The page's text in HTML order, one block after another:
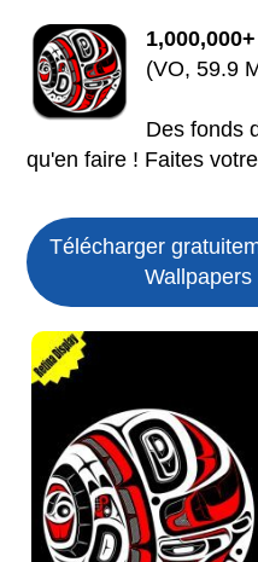
(VO, 59.9
Des fonds
qu'en faire ! Faites
Télécharger
Wallpapers